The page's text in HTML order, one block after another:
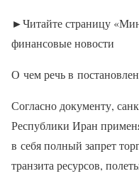
►Читайте страницу
финансовые новости
О чем речь в
Согласно документу,
Республики Иран
в себя полный запрет
транзита ресурсов,